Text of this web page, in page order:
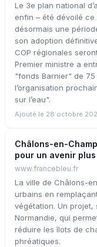
Le 3e plan national
enfin – été dévoilé ce
désormais une
son adoption
COP régionales
Premier ministre a
"fonds Barnier" de 75
l’organisation
sur l’eau".
Ajouté le 28 octobre
Châlons-en-
pour un avenir
www.francebleu.fr
La ville de Châlons-
urbains en
végétation. Un
Normandie, qui
réduire les îlots de
phréatiques.